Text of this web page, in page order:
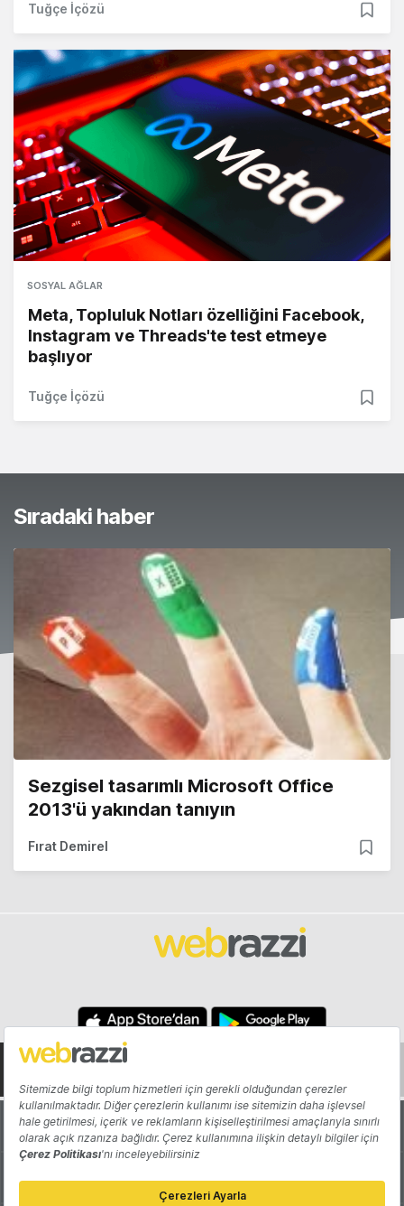
Tuğçe İçözü
SOSYAL AĞLAR
Meta, Topluluk Notları özelliğini Facebook,
Instagram ve Threads'te test etmeye
başlıyor
Tuğçe İçözü
Sıradaki haber
Sezgisel tasarımlı Microsoft Office
2013'ü yakından tanıyın
Fırat Demirel
Hakkında Yazarlar
Katkıda Bulun Reklam